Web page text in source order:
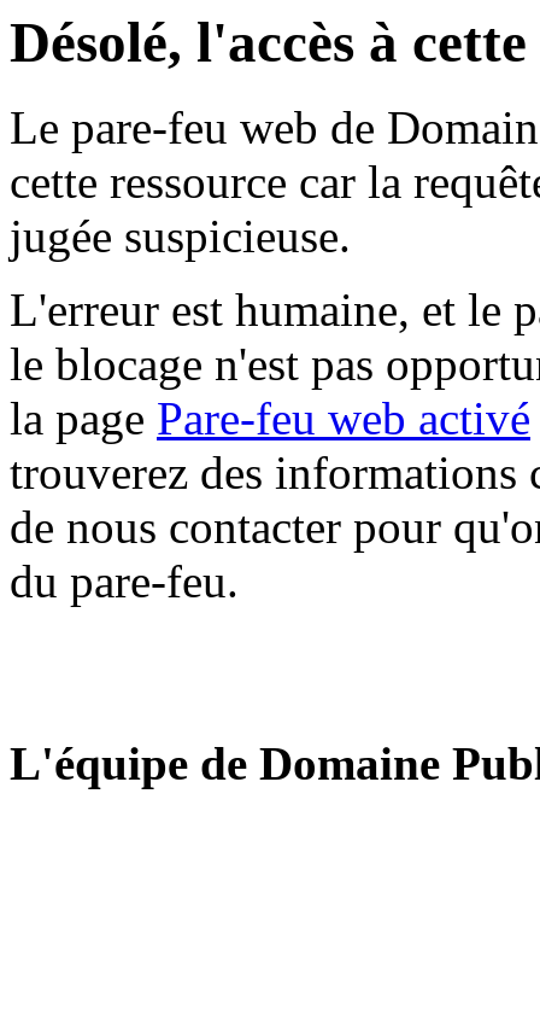
Désolé, l'accès à
Le pare-feu web de
cette ressource car la
jugée suspicieuse.
L'erreur est humaine, et le
le blocage n'est pas
la page Pare-feu web activé
trouverez des informations
de nous contacter pour
du pare-feu.
L'équipe de Domaine